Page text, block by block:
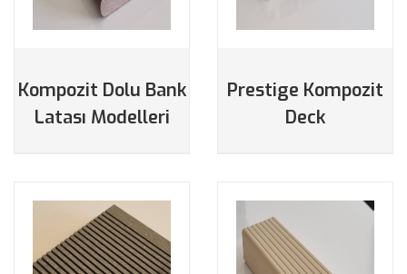
Kompozit Dolu Bank
Latası Modelleri
Prestige Kompozit
Deck